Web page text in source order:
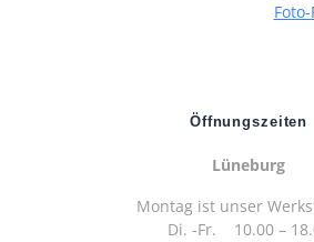
Öffnungszeiten
Lüneburg
Montag ist unser
Di. -Fr. 10.00 –